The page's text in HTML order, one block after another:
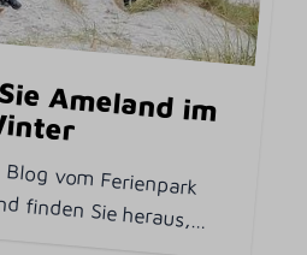
Ameland im
Vaarwater und finden Sie heraus,…